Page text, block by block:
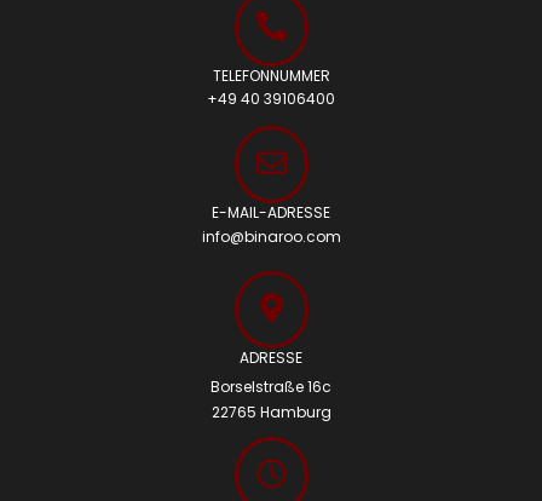
TELEFONNUMMER
+49 40 39106400
E-MAIL-ADRESSE
info@binaroo.com
ADRESSE
Borselstraße 16c
22765 Hamburg